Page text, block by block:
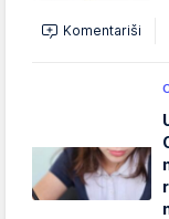
Komentariši